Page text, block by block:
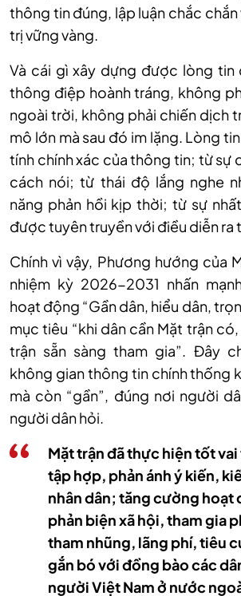
thông tin đúng, lập luận chắc chắn
trị vững vàng.
Và cái gì xây dựng được lòng tin
thông điệp hoành tráng, không
ngoài trời, không phải chiến dịch
mô lớn mà sau đó im lặng. Lòng
tính chính xác của thông tin; từ sự
cách nói; từ thái độ lắng nghe
năng phản hồi kịp thời; từ sự
được tuyên truyền với điều diễn ra
Chính vì vậy, Phương hướng của
nhiệm kỳ 2026-2031 nhấn
hoạt động “Gần dân, hiểu dân,
mục tiêu “khi dân cần Mặt trận
trận sẵn sàng tham gia”. Đây
không gian thông tin chính thống
mà còn “gần”, đúng nơi người
người dân hỏi.
Mặt trận đã thực hiện tốt
tập hợp, phản ánh ý kiến,
nhân dân; tăng cường hoạt
phản biện xã hội, tham gia
tham nhũng, lãng phí, tiêu
gắn bó với đồng bào các
người Việt Nam ở nước